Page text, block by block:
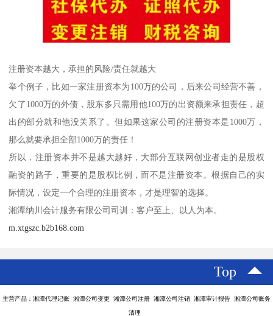
注册资本越大，承担的风险/责任就越大
举个例子，比如一家注册资本为100万的公司，后来公司经营不善，
欠了1000万的外债，股东多只需用他100万的出资额来承担责任，超
出的部分就和他没关系了。但如果这家公司的注册资本是1000万，
那么就要承担全部1000万的责任！
所以，注册资本并不是越大越好，大部分互联网创业者走的是股权
融资的路子，重要的是股权比例，而不是注册资本。根据自己的实
际情况，设定一个合理的注册资本，才是理智的选择。
湘潭纳川会计服务有限公司司训：客户至上、以人为本。
m.xtgszc.b2b168.com
Top
主营产品：湘潭代理记账 湘潭公司变更 湘潭公司注册 湘潭公司注销 湘潭审计报告 湘潭公司账务
清理